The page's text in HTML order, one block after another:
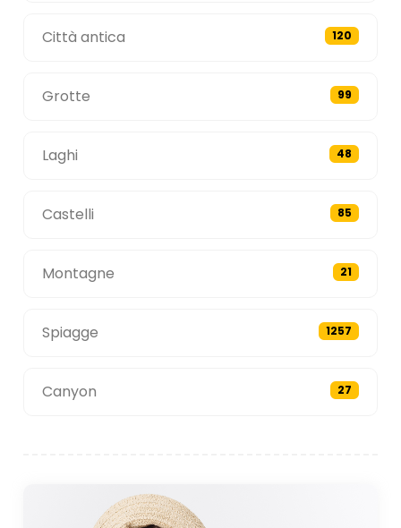
Città antica 120
Grotte 99
Laghi 48
Castelli 85
Montagne 21
Spiagge 1257
Canyon 27